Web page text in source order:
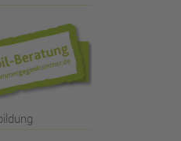
Jugendtelefon